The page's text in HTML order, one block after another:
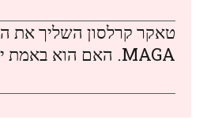
טאקר קרלסון השליך את
MAGA. האם הוא באמת יכול לבנות תנועה?